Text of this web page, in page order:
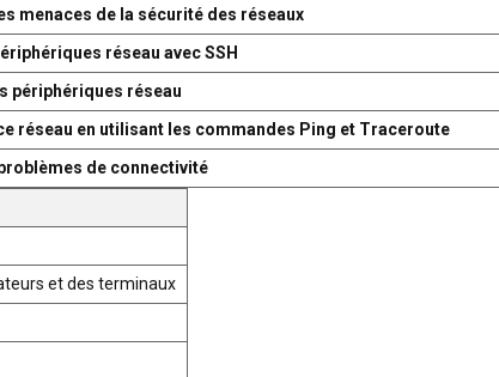
menaces de la sécurité des réseaux
réseau avec SSH
périphériques réseau
réseau en utilisant les commandes Ping et Traceroute
de connectivité
et des terminaux